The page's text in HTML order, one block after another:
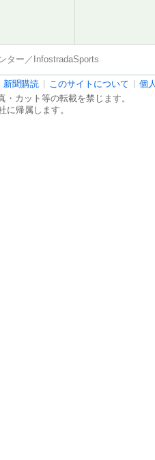
ター／InfostradaSports
新聞購読 このサイトについて
個
カット等の転載を禁じます。
に帰属します。